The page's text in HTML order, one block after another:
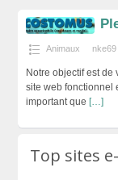
Animaux nke69
Notre objectif est de
site web fonctionnel
important que […]
Top sites